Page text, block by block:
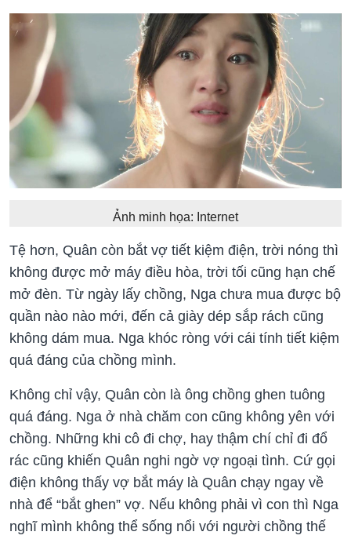
Ảnh minh họa: Internet
Tệ hơn, Quân còn bắt vợ tiết kiệm điện, trời nóng thì
không được mở máy điều hòa, trời tối cũng hạn chế
mở đèn. Từ ngày lấy chồng, Nga chưa mua được bộ
quần nào nào mới, đến cả giày dép sắp rách cũng
không dám mua. Nga khóc ròng với cái tính tiết kiệm
quá đáng của chồng mình.
Không chỉ vậy, Quân còn là ông chồng ghen tuông
quá đáng. Nga ở nhà chăm con cũng không yên với
chồng. Những khi cô đi chợ, hay thậm chí chỉ đi đổ
rác cũng khiến Quân nghi ngờ vợ ngoại tình. Cứ gọi
điện không thấy vợ bắt máy là Quân chạy ngay về
nhà để “bắt ghen” vợ. Nếu không phải vì con thì Nga
nghĩ mình không thể sống nổi với người chồng thế